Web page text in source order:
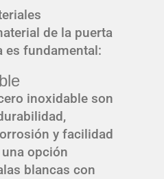
de la puerta
es fundamental:
inoxidable son
y facilidad
opción
blancas con